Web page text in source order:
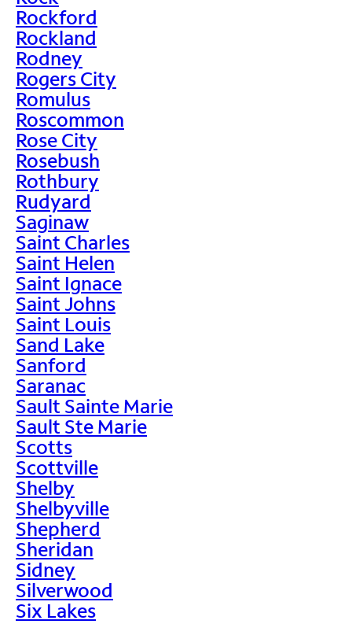
Rockford
Rockland
Rodney
Rogers City
Romulus
Roscommon
Rose City
Rosebush
Rothbury
Rudyard
Saginaw
Saint Charles
Saint Helen
Saint Ignace
Saint Johns
Saint Louis
Sand Lake
Sanford
Saranac
Sault Sainte Marie
Sault Ste Marie
Scotts
Scottville
Shelby
Shelbyville
Shepherd
Sheridan
Sidney
Silverwood
Six Lakes